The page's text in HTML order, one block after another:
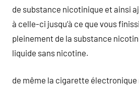
de substance nicotinique et ainsi
à celle-ci jusqu’à ce que vous
pleinement de la substance
liquide sans nicotine.
de même la cigarette électronique